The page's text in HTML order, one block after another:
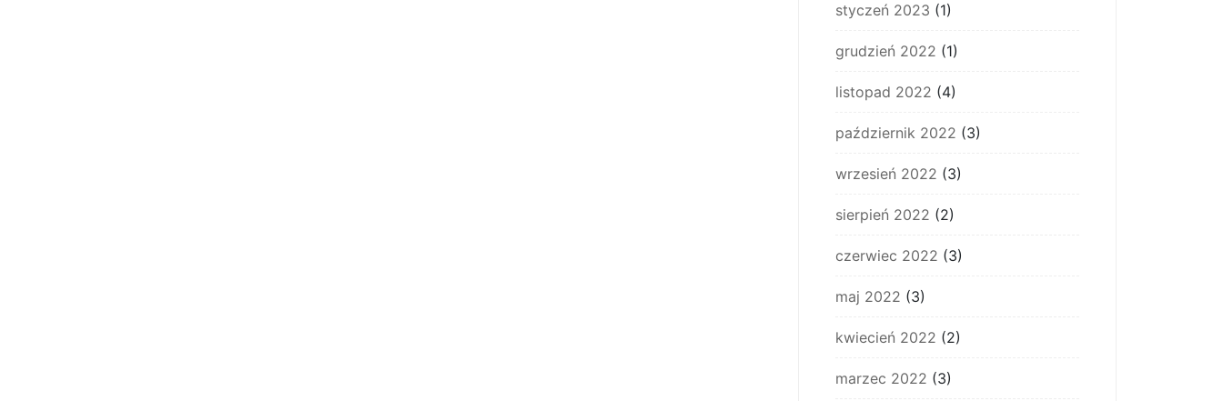
styczeń 2023 (1)
grudzień 2022 (1)
listopad 2022 (4)
październik 2022 (3)
wrzesień 2022 (3)
sierpień 2022 (2)
czerwiec 2022 (3)
maj 2022 (3)
kwiecień 2022 (2)
marzec 2022 (3)